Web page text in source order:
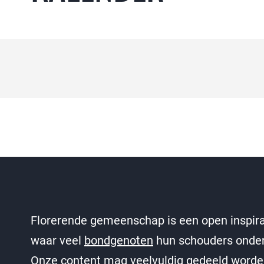
Florerende gemeenschap is een open
waar veel bondgenoten hun schouders
Onze content mag veelvuldig gedeeld